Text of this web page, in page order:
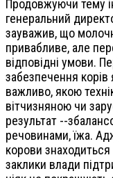
Продовжуючи тему
генеральний
зауважив, що
привабливе, але
відповідні умови.
забезпечення
важливо, якою
вітчизняною чи
результат --
речовинами, їжа.
корови знаходиться
заклики влади